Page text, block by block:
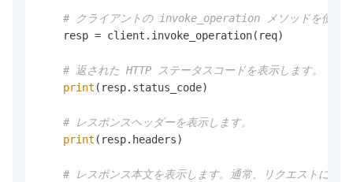
# クライアントの invoke_operation メソッドを使用し
    resp = client.invoke_operation(req)
# 返された HTTP ステータスコードを表示します。
print (resp.status_code)
# レスポンスヘッダーを表示します。
print (resp.headers)
# レスポンス本文を表示します。通常、リクエストによ